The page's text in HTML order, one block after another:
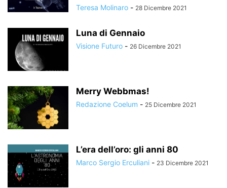
Teresa Molinaro - 28 Dicembre 2021
Luna di Gennaio
Visione Futuro - 26 Dicembre 2021
Merry Webbmas!
Redazione Coelum - 25 Dicembre 2021
L’era dell’oro: gli anni 80
Marco Sergio Erculiani - 23 Dicembre 2021